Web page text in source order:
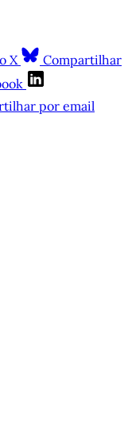
X
Compartilhar
por email